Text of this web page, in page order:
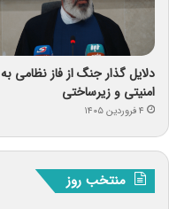
دلایل گذار جنگ از فاز نظامی به
امنیتی و زیرساختی
۴ فروردین ۱۴۰۵
منتخب روز